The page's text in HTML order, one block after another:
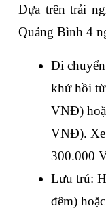
Dựa trên trải
Quảng Bình 4
Di
khứ hồi
VNĐ)
VNĐ). Xe
300.000
Lưu trú:
đêm)